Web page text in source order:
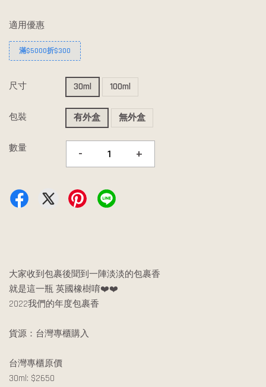
適用優惠
滿$5000折$300
尺寸 30ml 100ml
包裝 有外盒 無外盒
數量 - +
大家收到包裹後聞到一陣淡淡的包裹香
就是這一瓶 英國橡樹唷❤️❤️
2022我們的年度包裹香
貨源：台灣專櫃購入
台灣專櫃原價
30ml: $2650